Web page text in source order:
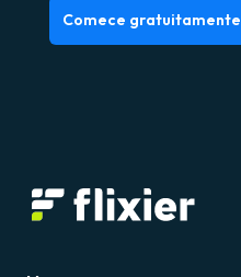
Comece gratuitamente